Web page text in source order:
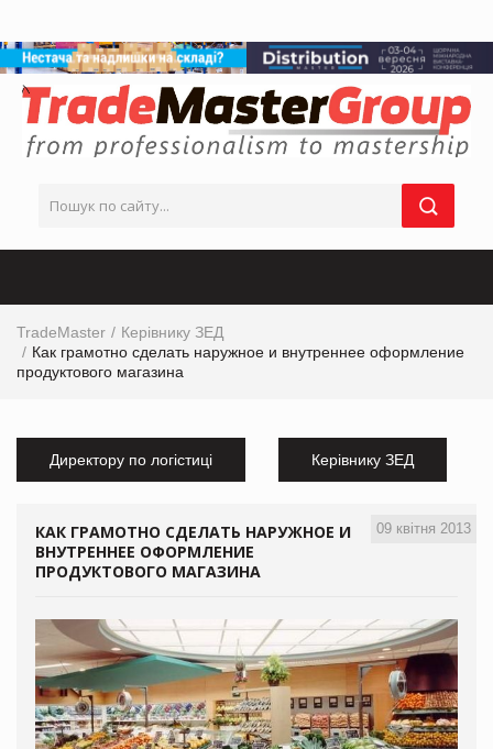
TradeMaster
Керівнику ЗЕД
Как грамотно сделать наружное и внутреннее оформление
продуктового магазина
Директору по логістиці Керівнику ЗЕД
09 квітня 2013
КАК ГРАМОТНО СДЕЛАТЬ НАРУЖНОЕ И
ВНУТРЕННЕЕ ОФОРМЛЕНИЕ
ПРОДУКТОВОГО МАГАЗИНА